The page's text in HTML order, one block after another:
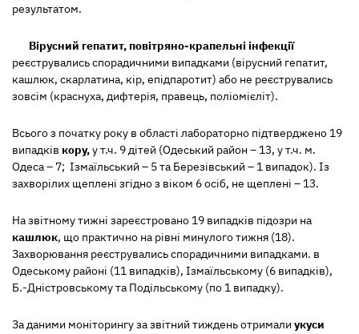
результатом.
Вірусний гепатит, повітряно-крапельні інфекції
реєструвались спорадичними випадками (вірусний гепатит,
кашлюк, скарлатина, кір, епідпаротит) або не реєструвались
зовсім (краснуха, дифтерія, правець, поліомієліт).
Всього з початку року в області лабораторно підтверджено 19
випадків кору,у т.ч. 9 дітей (Одеський район – 13, у т.ч. м.
Одеса – 7; Ізмаїльський – 5 та Березівський – 1 випадок). Із
захворілих щеплені згідно з віком 6 осіб, не щеплені – 13.
На звітному тижні зареєстровано 19 випадків підозри на
кашлюк, що практично на рівні минулого тижня (18).
Захворювання реєструвались спорадичними випадками. в
Одеському районі (11 випадків), Ізмаїльському (6 випадків),
Б.-Дністровському та Подільському (по 1 випадку).
За даними моніторингу за звітний тиждень отримали укуси